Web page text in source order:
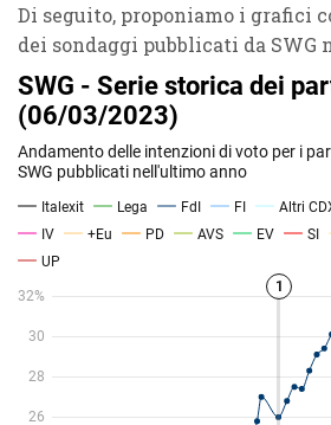
Di seguito, proponiamo i grafici
dei sondaggi pubblicati da SWG